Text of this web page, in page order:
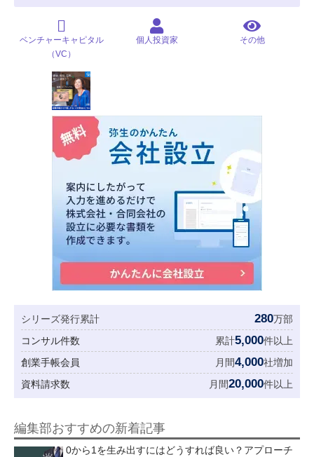
ベンチャーキャピタル
（VC）
個人投資家 その他
シリーズ発行累計 280万部
コンサル件数
累計5,000件以上
創業手帳会員
月間4,000社増加
資料請求数
月間20,000件以上
編集部おすすめの新着記事
0から1を生み出すにはどうすれば良い？アプローチ